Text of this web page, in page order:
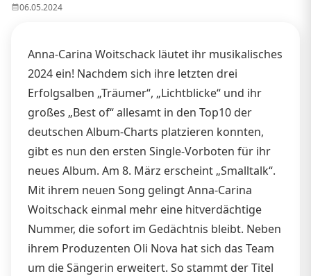
06.05.2024
Anna-Carina Woitschack läutet ihr musikalisches
2024 ein! Nachdem sich ihre letzten drei
Erfolgsalben „Träumer“, „Lichtblicke“ und ihr
großes „Best of“ allesamt in den Top10 der
deutschen Album-Charts platzieren konnten,
gibt es nun den ersten Single-Vorboten für ihr
neues Album. Am 8. März erscheint „Smalltalk“.
Mit ihrem neuen Song gelingt Anna-Carina
Woitschack einmal mehr eine hitverdächtige
Nummer, die sofort im Gedächtnis bleibt. Neben
ihrem Produzenten Oli Nova hat sich das Team
um die Sängerin erweitert. So stammt der Titel